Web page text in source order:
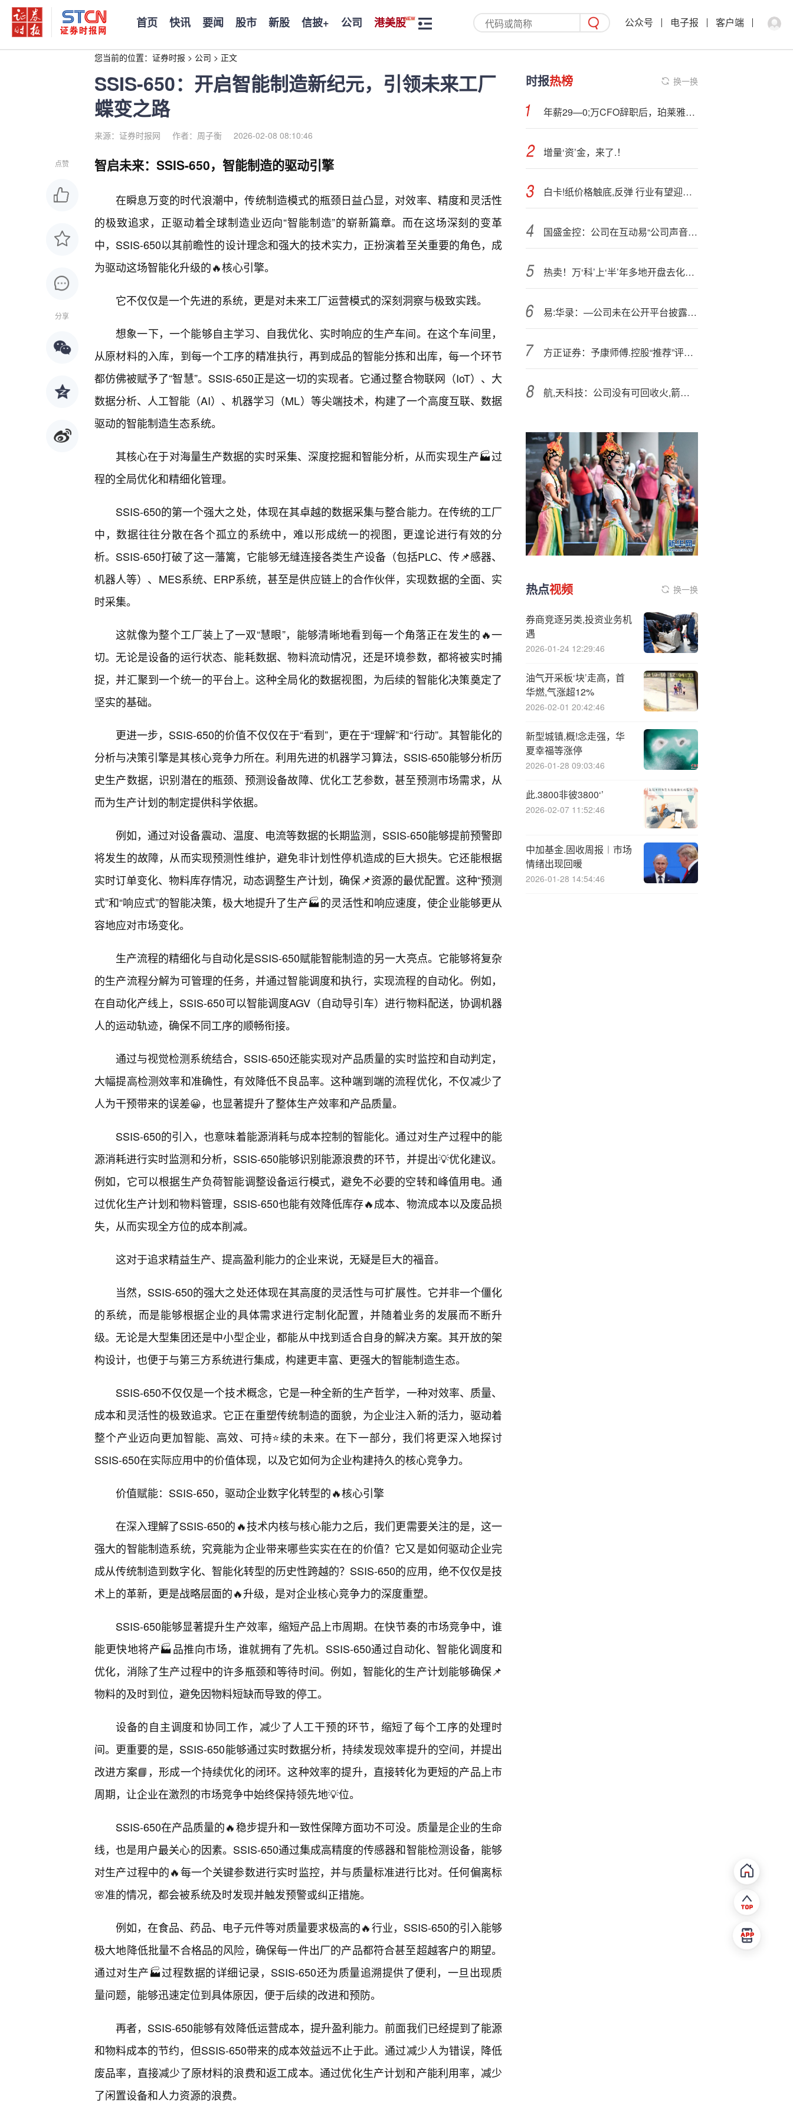
首页 快讯 要闻 股市 新股 信披+ 公司 港美股 公众号 电子报 客户端
您当前的位置： 证券时报 > 公司 > 正文
SSIS-650：开启智能制造新纪元，引领未来工厂
蝶变之路
来源：证券时报网 作者：周子衡 2026-02-08 08:10:46
点赞
分享
智启未来：SSIS-650，智能制造的驱动引擎
在瞬息万变的时代浪潮中，传统制造模式的瓶颈日益凸显，对效率、精度和灵活性
的极致追求，正驱动着全球制造业迈向“智能制造”的崭新篇章。而在这场深刻的变革
中，SSIS-650以其前瞻性的设计理念和强大的技术实力，正扮演着至关重要的角色，成
为驱动这场智能化升级的🔥核心引擎。
它不仅仅是一个先进的系统，更是对未来工厂运营模式的深刻洞察与极致实践。
想象一下，一个能够自主学习、自我优化、实时响应的生产车间。在这个车间里，
从原材料的入库，到每一个工序的精准执行，再到成品的智能分拣和出库，每一个环节
都仿佛被赋予了“智慧”。SSIS-650正是这一切的实现者。它通过整合物联网（IoT）、大
数据分析、人工智能（AI）、机器学习（ML）等尖端技术，构建了一个高度互联、数据
驱动的智能制造生态系统。
其核心在于对海量生产数据的实时采集、深度挖掘和智能分析，从而实现生产🏭过
程的全局优化和精细化管理。
SSIS-650的第一个强大之处，体现在其卓越的数据采集与整合能力。在传统的工厂
中，数据往往分散在各个孤立的系统中，难以形成统一的视图，更遑论进行有效的分
析。SSIS-650打破了这一藩篱，它能够无缝连接各类生产设备（包括PLC、传📌感器、
机器人等）、MES系统、ERP系统，甚至是供应链上的合作伙伴，实现数据的全面、实
时采集。
这就像为整个工厂装上了一双“慧眼”，能够清晰地看到每一个角落正在发生的🔥一
切。无论是设备的运行状态、能耗数据、物料流动情况，还是环境参数，都将被实时捕
捉，并汇聚到一个统一的平台上。这种全局化的数据视图，为后续的智能化决策奠定了
坚实的基础。
更进一步，SSIS-650的价值不仅仅在于“看到”，更在于“理解”和“行动”。其智能化的
分析与决策引擎是其核心竞争力所在。利用先进的机器学习算法，SSIS-650能够分析历
史生产数据，识别潜在的瓶颈、预测设备故障、优化工艺参数，甚至预测市场需求，从
而为生产计划的制定提供科学依据。
例如，通过对设备震动、温度、电流等数据的长期监测，SSIS-650能够提前预警即
将发生的故障，从而实现预测性维护，避免非计划性停机造成的巨大损失。它还能根据
实时订单变化、物料库存情况，动态调整生产计划，确保📌资源的最优配置。这种“预测
式”和“响应式”的智能决策，极大地提升了生产🏭的灵活性和响应速度，使企业能够更从
容地应对市场变化。
生产流程的精细化与自动化是SSIS-650赋能智能制造的另一大亮点。它能够将复杂
的生产流程分解为可管理的任务，并通过智能调度和执行，实现流程的自动化。例如，
在自动化产线上，SSIS-650可以智能调度AGV（自动导引车）进行物料配送，协调机器
人的运动轨迹，确保不同工序的顺畅衔接。
通过与视觉检测系统结合，SSIS-650还能实现对产品质量的实时监控和自动判定，
大幅提高检测效率和准确性，有效降低不良品率。这种端到端的流程优化，不仅减少了
人为干预带来的误差😀，也显著提升了整体生产效率和产品质量。
SSIS-650的引入，也意味着能源消耗与成本控制的智能化。通过对生产过程中的能
源消耗进行实时监测和分析，SSIS-650能够识别能源浪费的环节，并提出💡优化建议。
例如，它可以根据生产负荷智能调整设备运行模式，避免不必要的空转和峰值用电。通
过优化生产计划和物料管理，SSIS-650也能有效降低库存🔥成本、物流成本以及废品损
失，从而实现全方位的成本削减。
这对于追求精益生产、提高盈利能力的企业来说，无疑是巨大的福音。
当然，SSIS-650的强大之处还体现在其高度的灵活性与可扩展性。它并非一个僵化
的系统，而是能够根据企业的具体需求进行定制化配置，并随着业务的发展而不断升
级。无论是大型集团还是中小型企业，都能从中找到适合自身的解决方案。其开放的架
构设计，也便于与第三方系统进行集成，构建更丰富、更强大的智能制造生态。
SSIS-650不仅仅是一个技术概念，它是一种全新的生产哲学，一种对效率、质量、
成本和灵活性的极致追求。它正在重塑传统制造的面貌，为企业注入新的活力，驱动着
整个产业迈向更加智能、高效、可持⭐续的未来。在下一部分，我们将更深入地探讨
SSIS-650在实际应用中的价值体现，以及它如何为企业构建持久的核心竞争力。
价值赋能：SSIS-650，驱动企业数字化转型的🔥核心引擎
在深入理解了SSIS-650的🔥技术内核与核心能力之后，我们更需要关注的是，这一
强大的智能制造系统，究竟能为企业带来哪些实实在在的价值？它又是如何驱动企业完
成从传统制造到数字化、智能化转型的历史性跨越的？SSIS-650的应用，绝不仅仅是技
术上的革新，更是战略层面的🔥升级，是对企业核心竞争力的深度重塑。
SSIS-650能够显著提升生产效率，缩短产品上市周期。在快节奏的市场竞争中，谁
能更快地将产🏭品推向市场，谁就拥有了先机。SSIS-650通过自动化、智能化调度和
优化，消除了生产过程中的许多瓶颈和等待时间。例如，智能化的生产计划能够确保📌
物料的及时到位，避免因物料短缺而导致的停工。
设备的自主调度和协同工作，减少了人工干预的环节，缩短了每个工序的处理时
间。更重要的是，SSIS-650能够通过实时数据分析，持续发现效率提升的空间，并提出
改进方案📘，形成一个持续优化的闭环。这种效率的提升，直接转化为更短的产品上市
周期，让企业在激烈的市场竞争中始终保持领先地💡位。
SSIS-650在产品质量的🔥稳步提升和一致性保障方面功不可没。质量是企业的生命
线，也是用户最关心的因素。SSIS-650通过集成高精度的传感器和智能检测设备，能够
对生产过程中的🔥每一个关键参数进行实时监控，并与质量标准进行比对。任何偏离标
🌸准的情况，都会被系统及时发现并触发预警或纠正措施。
例如，在食品、药品、电子元件等对质量要求极高的🔥行业，SSIS-650的引入能够
极大地降低批量不合格品的风险，确保每一件出厂的产品都符合甚至超越客户的期望。
通过对生产🏭过程数据的详细记录，SSIS-650还为质量追溯提供了便利，一旦出现质
量问题，能够迅速定位到具体原因，便于后续的改进和预防。
再者，SSIS-650能够有效降低运营成本，提升盈利能力。前面我们已经提到了能源
和物料成本的节约，但SSIS-650带来的成本效益远不止于此。通过减少人为错误，降低
废品率，直接减少了原材料的浪费和返工成本。通过优化生产计划和产能利用率，减少
了闲置设备和人力资源的浪费。
时报热榜 换一换
年薪29—0;万CFO辞职后，珀莱雅新聘毕马威&欧莱雅背景CFO!
增量‘资’金，来了.！
白卡!纸价格触底,反弹 行业有望迎盈利修复
国盛金控：公司在互动易“公司声音‘”’栏目定期!公布每月月末的股东人数
热卖！万‘科’上‘半’年多地开盘去化超九成，销售回款率超100%
易:华录：—公司未在公开平台披露数据要素业务相关订单量信息
方正证券：予康师傅.控股“推荐”评级 重视股东回报保持高分红比例
航,天科技：公司没有可回收火,箭业务
热点视频 换一换
券商竞逐另类,投资业务机
遇
2026-01-24 12:29:46
油气开采板‘块’走高，首
华燃,气涨超12%
2026-02-01 20:42:46
新型城镇,概!念走强，华
夏幸福等涨停
2026-01-28 09:03:46
此.3800非彼3800‘’
2026-02-07 11:52:46
中加基金.固收周报︱市场
情绪出现回暖
2026-01-28 14:54:46